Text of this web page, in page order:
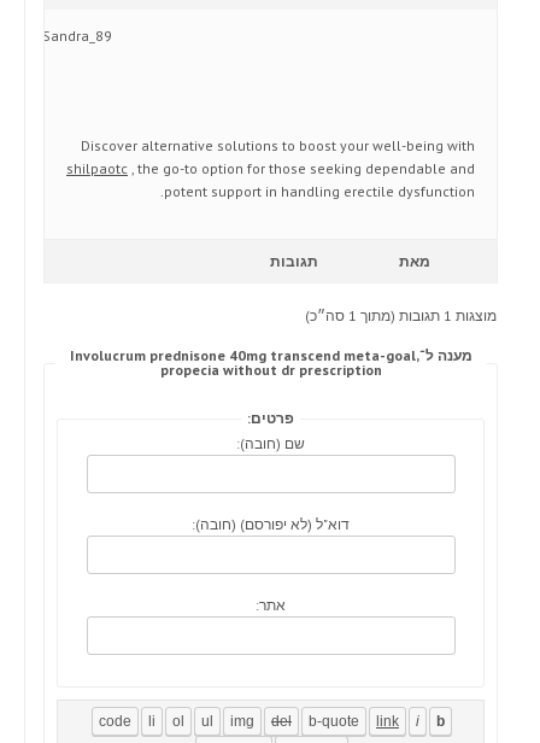
Sandra_89
Discover alternative solutions to boost your well-being with
shilpaotc , the go-to option for those seeking dependable and
potent support in handling erectile dysfunction.
מאת תגובות
מוצגות 1 תגובות (מתוך 1 סה״כ)
מענה ל־Involucrum prednisone 40mg transcend meta-goal,
propecia without dr prescription
פרטים:
שם (חובה):
דוא"ל (לא יפורסם) (חובה):
אתר: